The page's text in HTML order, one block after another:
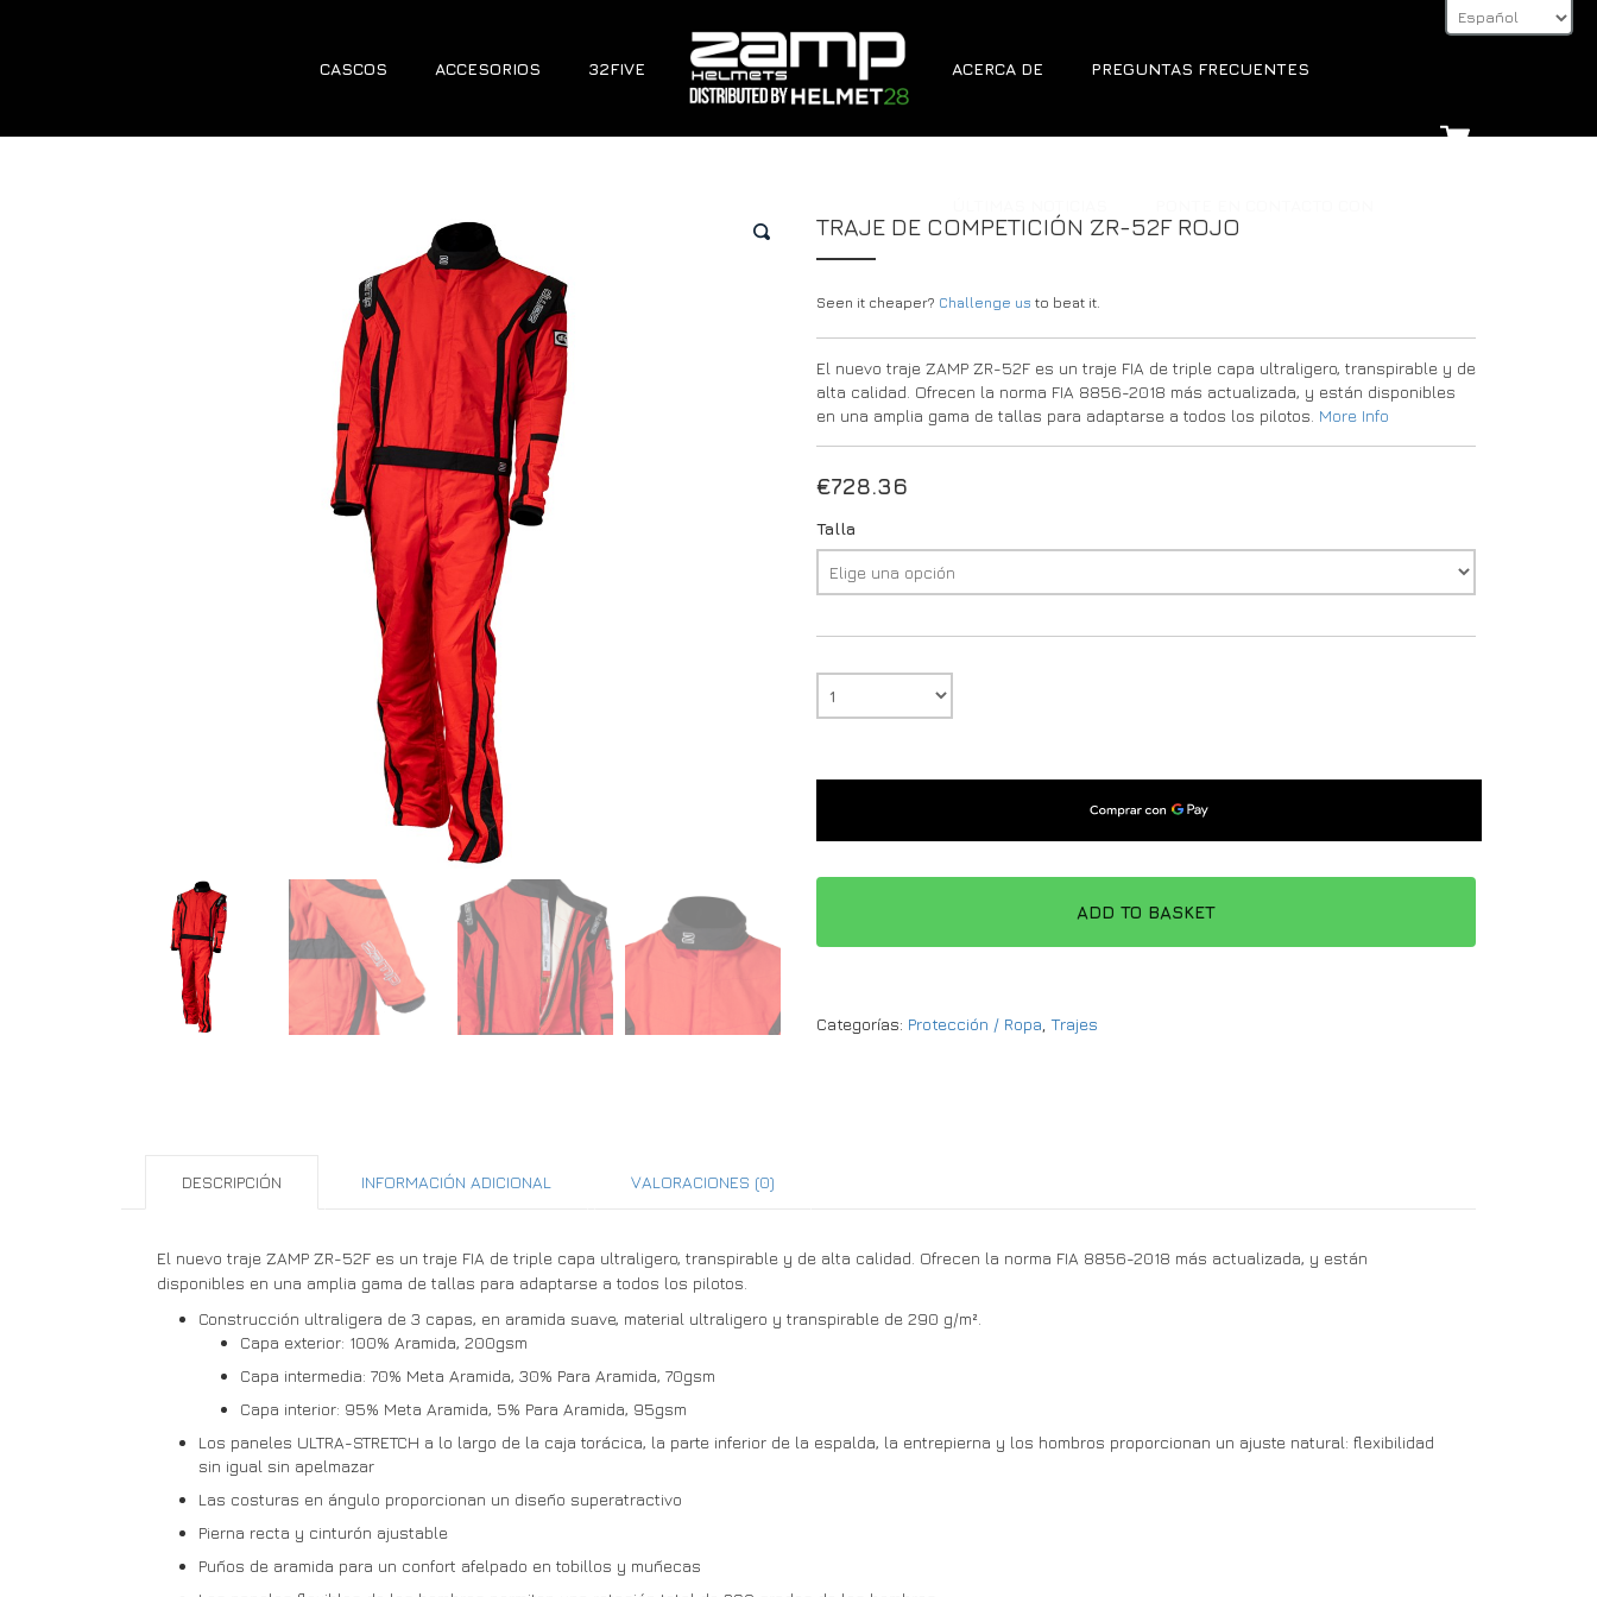
CASCOS ACCESORIOS 32FIVE ACERCA DE PREGUNTAS FRECUENTES
TRAJE DE COMPETICIÓN ZR-52F ROJO
Seen it cheaper? Challenge us to beat it.
El nuevo traje ZAMP ZR-52F es un traje FIA de triple capa ultraligero, transpirable y de
alta calidad. Ofrecen la norma FIA 8856-2018 más actualizada, y están disponibles
en una amplia gama de tallas para adaptarse a todos los pilotos. More Info
€728.36
Talla
ADD TO BASKET
Categorías: Protección / Ropa Trajes
DESCRIPCIÓN INFORMACIÓN ADICIONAL VALORACIONES (0)
El nuevo traje ZAMP ZR-52F es un traje FIA de triple capa ultraligero, transpirable y de alta calidad. Ofrecen la norma FIA 8856-2018 más actualizada, y están
disponibles en una amplia gama de tallas para adaptarse a todos los pilotos.
Construcción ultraligera de 3 capas, en aramida suave, material ultraligero y transpirable de 290 g/m².
Capa exterior: 100% Aramida, 200gsm
Capa intermedia: 70% Meta Aramida, 30% Para Aramida, 70gsm
Capa interior: 95% Meta Aramida, 5% Para Aramida, 95gsm
Los paneles ULTRA-STRETCH a lo largo de la caja torácica, la parte inferior de la espalda, la entrepierna y los hombros proporcionan un ajuste natural: flexibilidad
sin igual sin apelmazar
Las costuras en ángulo proporcionan un diseño superatractivo
Pierna recta y cinturón ajustable
Puños de aramida para un confort afelpado en tobillos y muñecas